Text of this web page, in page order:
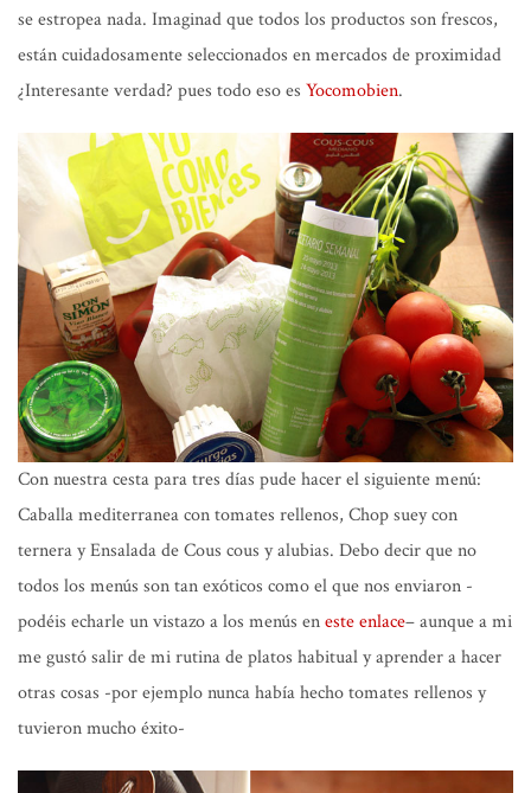
se estropea nada. Imaginad que todos los productos son frescos,
están cuidadosamente seleccionados en mercados de proximidad
¿Interesante verdad? pues todo eso es Yocomobien.
Con nuestra cesta para tres días pude hacer el siguiente menú:
Caballa mediterranea con tomates rellenos, Chop suey con
ternera y Ensalada de Cous cous y alubias. Debo decir que no
todos los menús son tan exóticos como el que nos enviaron -
podéis echarle un vistazo a los menús eneste enlace– aunque a mi
me gustó salir de mi rutina de platos habitual y aprender a hacer
otras cosas -por ejemplo nunca había hecho tomates rellenos y
tuvieron mucho éxito-